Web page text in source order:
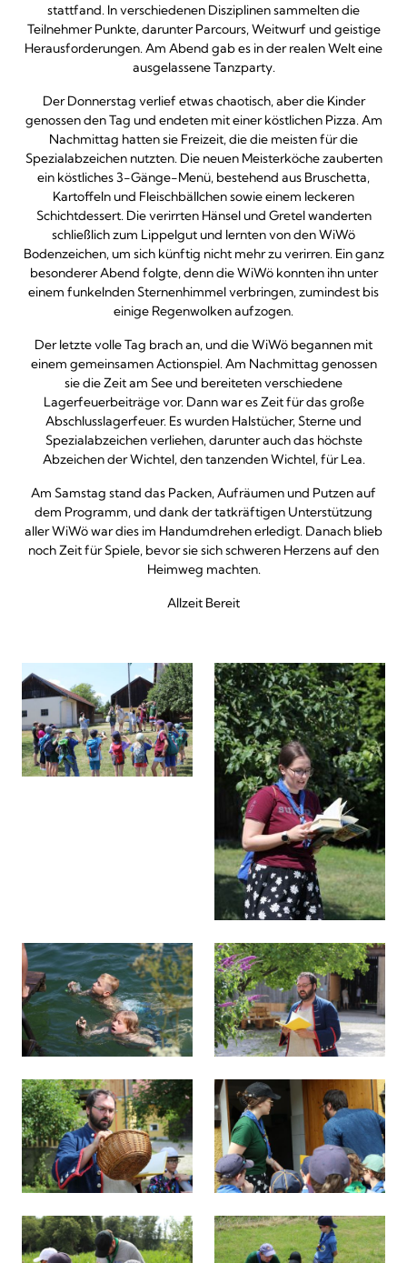
stattfand. In verschiedenen Disziplinen sammelten die
Teilnehmer Punkte, darunter Parcours, Weitwurf und geistige
Herausforderungen. Am Abend gab es in der realen Welt eine
ausgelassene Tanzparty.
Der Donnerstag verlief etwas chaotisch, aber die Kinder
genossen den Tag und endeten mit einer köstlichen Pizza. Am
Nachmittag hatten sie Freizeit, die die meisten für die
Spezialabzeichen nutzten. Die neuen Meisterköche zauberten
ein köstliches 3-Gänge-Menü, bestehend aus Bruschetta,
Kartoffeln und Fleischbällchen sowie einem leckeren
Schichtdessert. Die verirrten Hänsel und Gretel wanderten
schließlich zum Lippelgut und lernten von den WiWö
Bodenzeichen, um sich künftig nicht mehr zu verirren. Ein ganz
besonderer Abend folgte, denn die WiWö konnten ihn unter
einem funkelnden Sternenhimmel verbringen, zumindest bis
einige Regenwolken aufzogen.
Der letzte volle Tag brach an, und die WiWö begannen mit
einem gemeinsamen Actionspiel. Am Nachmittag genossen
sie die Zeit am See und bereiteten verschiedene
Lagerfeuerbeiträge vor. Dann war es Zeit für das große
Abschlusslagerfeuer. Es wurden Halstücher, Sterne und
Spezialabzeichen verliehen, darunter auch das höchste
Abzeichen der Wichtel, den tanzenden Wichtel, für Lea.
Am Samstag stand das Packen, Aufräumen und Putzen auf
dem Programm, und dank der tatkräftigen Unterstützung
aller WiWö war dies im Handumdrehen erledigt. Danach blieb
noch Zeit für Spiele, bevor sie sich schweren Herzens auf den
Heimweg machten.
Allzeit Bereit